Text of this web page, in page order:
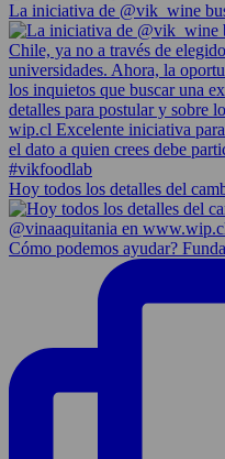
La iniciativa de @vik_wine
Hoy todos los detalles del
Cómo podemos ayudar?